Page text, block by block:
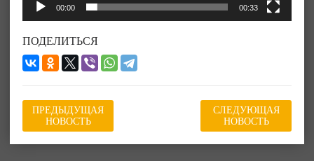
00:00 00:33
ПОДЕЛИТЬСЯ
ПРЕДЫДУЩАЯ
НОВОСТЬ
СЛЕДУЮЩАЯ
НОВОСТЬ